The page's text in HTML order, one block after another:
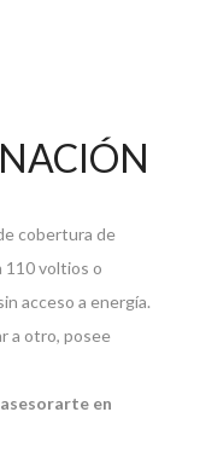
cobertura de
110 voltios o
acceso a energía.
a otro, posee
en